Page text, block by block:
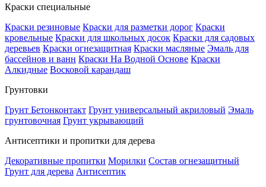
Краски специальные
Краски резиновые Краски для разметки дорог Краски
кровельные Краски для школьных досок Краски для садовых
деревьев Краски огнезащитная Краски масляные Эмаль для
бассейнов и ванн Краски На Водной Основе Краски
Алкидные Восковой карандаш
Грунтовки
Грунт Бетонконтакт Грунт универсальный акриловый Эмаль
грунтовочная Грунт укрывающий
Антисептики и пропитки для дерева
Декоративные пропитки Морилки Состав огнезащитный
Грунт для дерева Антисептик